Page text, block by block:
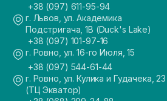
+38 (097) 611-95-94
г. Львов, ул. Академика
Подстригача, 1В (Duck's Lake)
+38 (097) 101-97-16
г. Ровно, ул. 16-го Июля, 15
+38 (097) 544-61-44
г. Ровно, ул. Кулика и Гудачека, 23
(ТЦ Экватор)